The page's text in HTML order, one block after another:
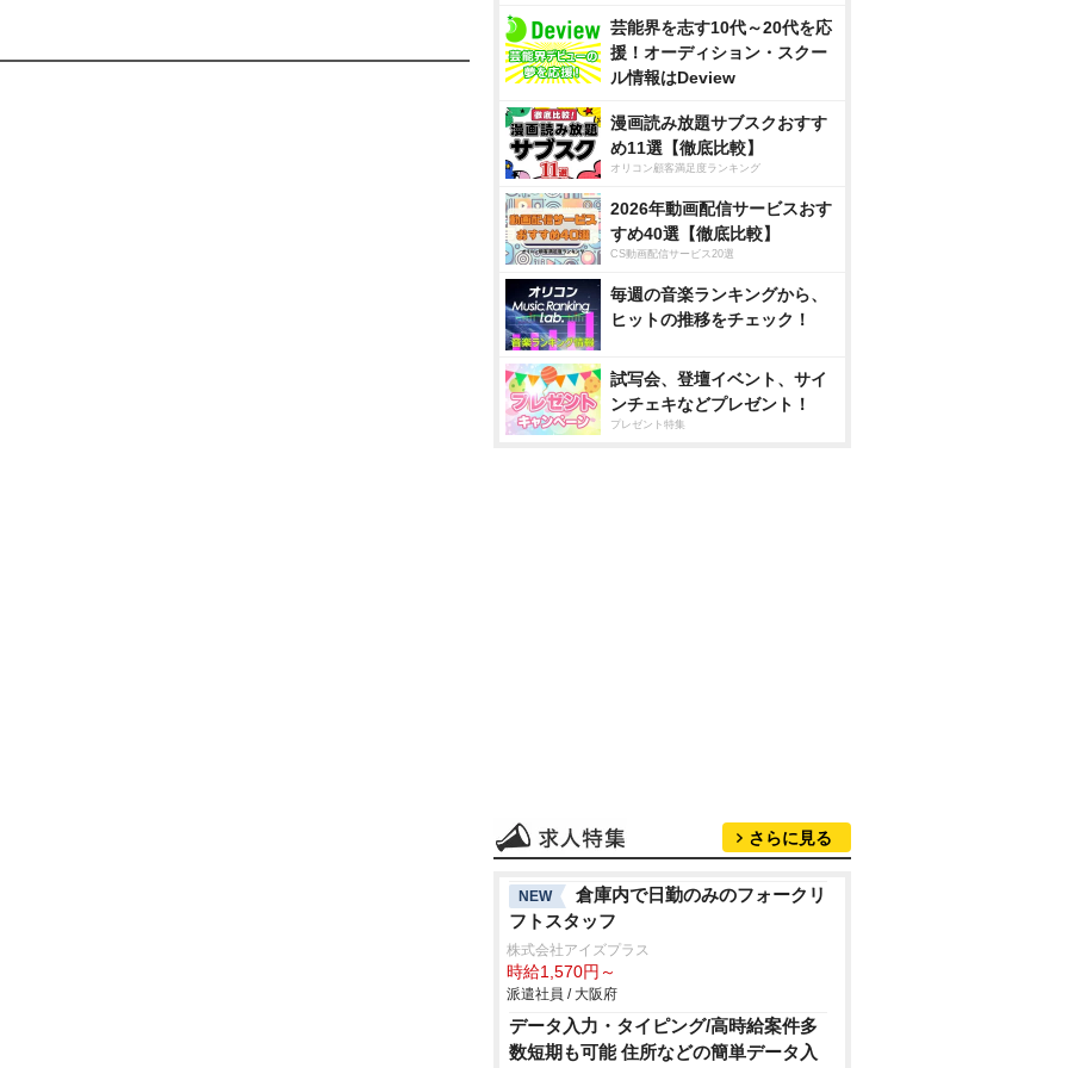
芸能界を志す10代～20代を応
援！オーディション・スクー
ル情報はDeview
漫画読み放題サブスクおすす
め11選【徹底比較】
オリコン顧客満足度ランキング
2026年動画配信サービスおす
すめ40選【徹底比較】
CS動画配信サービス20選
毎週の音楽ランキングから、
ヒットの推移をチェック！
試写会、登壇イベント、サイ
ンチェキなどプレゼント！
プレゼント特集
さらに見る
NEW
倉庫内で日勤のみのフォークリ
フトスタッフ
株式会社アイズプラス
時給1,570円～
派遣社員 / 大阪府
データ入力・タイピング/高時給案件多
数短期も可能 住所などの簡単データ入